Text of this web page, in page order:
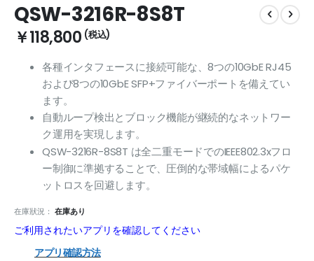
to
the
beginning
images
gallery
QSW-3216R-8S8T
￥118,800
各種インタフェースに接続可能な、8つの10GbE RJ45
および8つの10GbE SFP+ファイバーポートを備えてい
ます。
自動ループ検出とブロック機能が継続的なネットワー
ク運用を実現します。
QSW-3216R-8S8T は全二重モードでのIEEE802.3xフロ
ー制御に準拠することで、圧倒的な帯域幅によるパケ
ットロスを回避します。
在庫狀況： 在庫あり
ご利用されたいアプリを確認してください
アプリ確認方法